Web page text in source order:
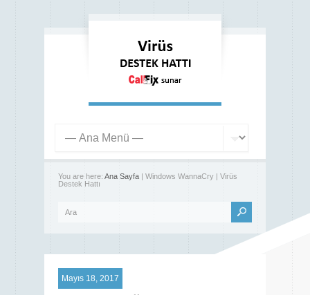
You are here: Ana Sayfa | Windows WannaCry | Virüs
Destek Hattı
Mayıs 18, 2017